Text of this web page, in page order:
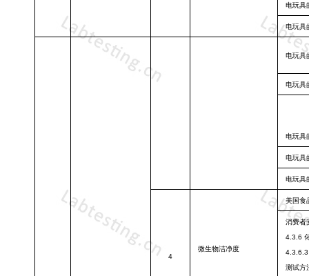
电玩具
电玩具
电玩具
电玩具
电玩具
电玩具
电玩具
4
微生物洁净度
美国食
消费者
4.3.6
4.3.6.3
测试方